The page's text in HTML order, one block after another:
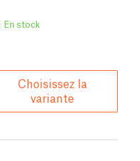
En stock
Choisissez la
variante